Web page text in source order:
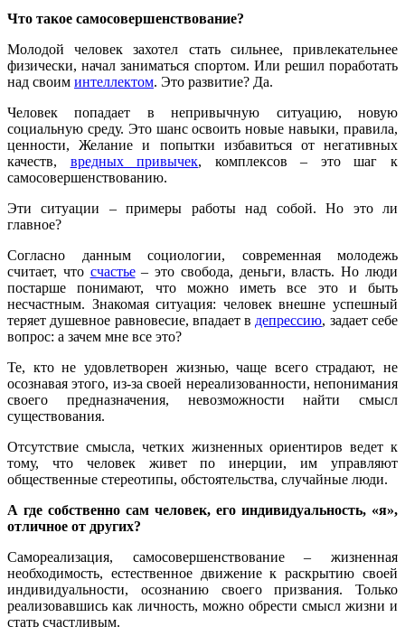
Что такое самосовершенствование?
Молодой человек захотел стать сильнее, привлекательнее
физически, начал заниматься спортом. Или решил поработать
над своим интеллектом. Это развитие? Да.
Человек попадает в непривычную ситуацию, новую
социальную среду. Это шанс освоить новые навыки, правила,
ценности, Желание и попытки избавиться от негативных
качеств, вредных привычек, комплексов – это шаг к
самосовершенствованию.
Эти ситуации – примеры работы над собой. Но это ли
главное?
Согласно данным социологии, современная молодежь
считает, что счастье– это свобода, деньги, власть. Но люди
постарше понимают, что можно иметь все это и быть
несчастным. Знакомая ситуация: человек внешне успешный
теряет душевное равновесие, впадает в депрессию, задает себе
вопрос: а зачем мне все это?
Те, кто не удовлетворен жизнью, чаще всего страдают, не
осознавая этого, из-за своей нереализованности, непонимания
своего предназначения, невозможности найти смысл
существования.
Отсутствие смысла, четких жизненных ориентиров ведет к
тому, что человек живет по инерции, им управляют
общественные стереотипы, обстоятельства, случайные люди.
А где собственно сам человек, его индивидуальность, «я»,
отличное от других?
Самореализация, самосовершенствование – жизненная
необходимость, естественное движение к раскрытию своей
индивидуальности, осознанию своего призвания. Только
реализовавшись как личность, можно обрести смысл жизни и
стать счастливым.